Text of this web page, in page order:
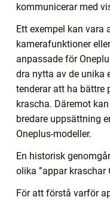
kommunicerar med
Ett exempel kan vara
kamerafunktioner
anpassade för
dra nytta av de unika
tenderar att ha bättre
krascha. Däremot
bredare uppsättning
Oneplus-modeller.
En historisk
olika ”appar kraschar
För att förstå varför